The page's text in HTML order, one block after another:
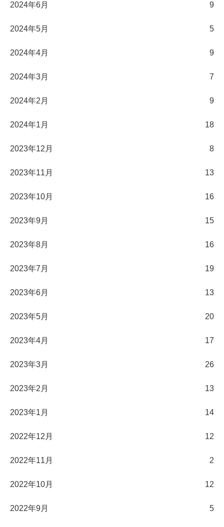
2024年6月 9
2024年5月 5
2024年4月 9
2024年3月 7
2024年2月 9
2024年1月 18
2023年12月 8
2023年11月 13
2023年10月 16
2023年9月 15
2023年8月 16
2023年7月 19
2023年6月 13
2023年5月 20
2023年4月 17
2023年3月 26
2023年2月 13
2023年1月 14
2022年12月 12
2022年11月 2
2022年10月 12
2022年9月 5